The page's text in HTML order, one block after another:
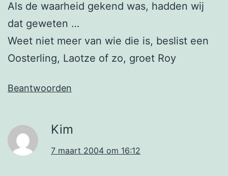
Als de waarheid gekend was, hadden wij
dat geweten …
Weet niet meer van wie die is, beslist een
Oosterling, Laotze of zo, groet Roy
Beantwoorden
Kim
7 maart 2004 om 16:12